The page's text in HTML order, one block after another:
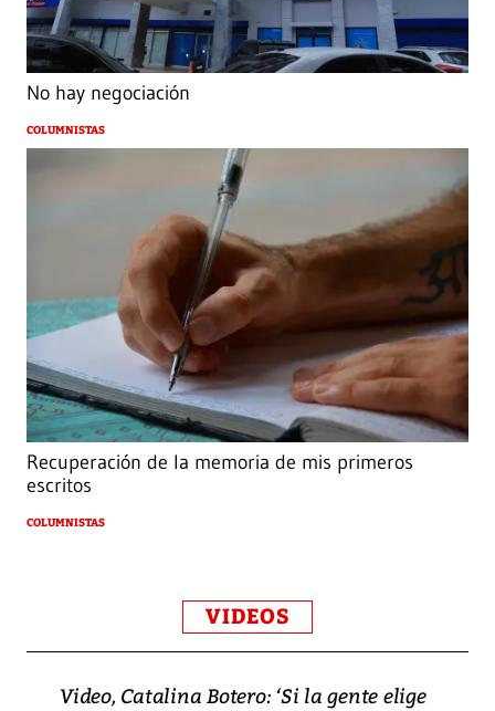
No hay negociación
COLUMNISTAS
Recuperación de la memoria de mis primeros
escritos
COLUMNISTAS
VIDEOS
Video, Catalina Botero: ‘Si la gente elige